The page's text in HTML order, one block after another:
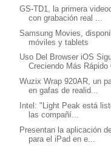
GS-TD1, la primera
con grabación real ...
Samsung Movies,
móviles y tablets
Uso Del Browser iOS
Creciendo Más Rápido
Wuzix Wrap 920AR, un
en gafas de realid...
Intel: "Light Peak está
las compañí...
Presentan la aplicación
para el iPad en e...